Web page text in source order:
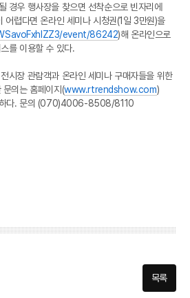
경우 행사장을 찾으면 선착순으로 빈자리에
어렵다면 온라인 세미나 시청권(1일 3만원)을
event/86242)해 온라인으로
를 이용할 수 있다.
시장 관람객과 온라인 세미나 구매자들을 위한
의는 홈페이지(www.rtrendshow.com)
하다. 문의 (070)4006-8508/8110
목록